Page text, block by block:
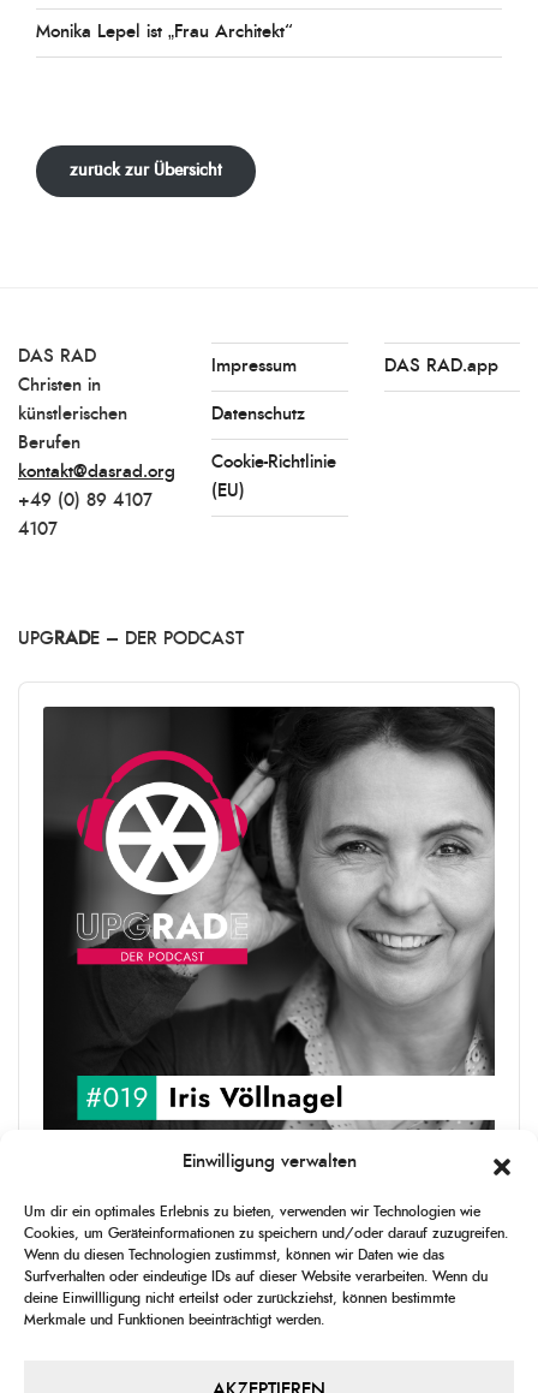
Einwilligung verwalten
Um dir ein optimales Erlebnis zu bieten, verwenden wir Technologien wie
Cookies, um Geräteinformationen zu speichern und/oder darauf zuzugreifen.
Wenn du diesen Technologien zustimmst, können wir Daten wie das
Surfverhalten oder eindeutige IDs auf dieser Website verarbeiten. Wenn du
deine Einwillligung nicht erteilst oder zurückziehst, können bestimmte
Merkmale und Funktionen beeinträchtigt werden.
Monika Lepel ist „Frau Architekt“
zurück zur Übersicht
DAS RAD
Christen in
künstlerischen
Berufen
kontakt@dasrad.org
+49 (0) 89 4107
4107
Impressum
Datenschutz
Cookie-Richtlinie
(EU)
DAS RAD.app
UPG RADE – DER PODCAST
Audio
Player
Iris Völlnagel hat schon auf unterschiedlichen Kontinenten gelebt
und gearbeitet, spricht mehrere Sprachen und berichtet
leidenschaftlich gerne über das, was sie erlebt – als Journalistin,
[...]